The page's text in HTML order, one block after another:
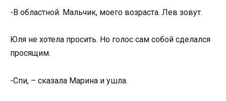
-В областной. Мальчик, моего возраста. Лев зовут.
Юля не хотела просить. Но голос сам собой сделался
просящим.
-Спи, – сказала Марина и ушла.